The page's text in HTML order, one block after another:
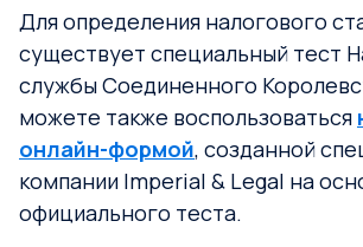
Для определения налогового
существует специальный тест
службы Соединенного
можете также воспользоваться
онлайн-формой, созданной
компании Imperial & Legal на
официального теста.